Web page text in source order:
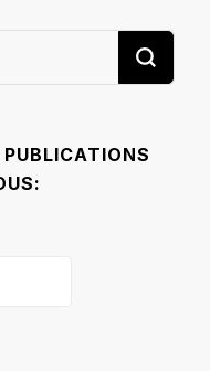
PUBLICATIONS